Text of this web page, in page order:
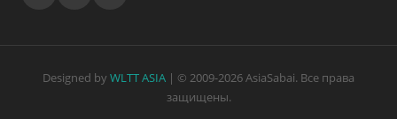
Designed by WLTT ASIA | © 2009-2026 AsiaSabai. Все права
защищены.